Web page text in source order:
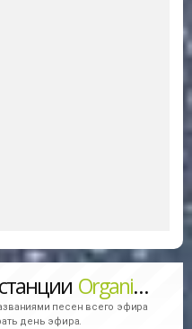
Organic-House (Hirschmilch)
песен всего эфира
день эфира.